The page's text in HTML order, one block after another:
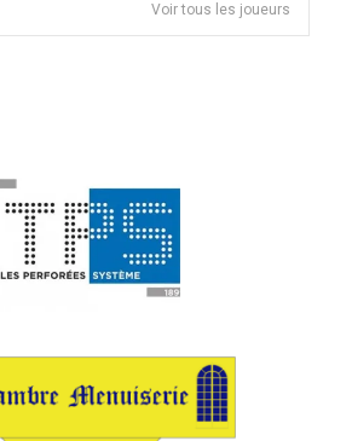
Voir tous les joueurs